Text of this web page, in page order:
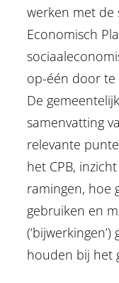
werken met de
Economisch
op-één door te
De
samenvatting
relevante
het CPB,
ramingen, hoe
gebruiken en
houden bij het